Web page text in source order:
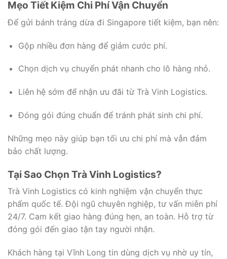
Mẹo Tiết Kiệm Chi Phí Vận Chuyển
Để gửi bánh tráng dừa đi Singapore tiết kiệm, bạn nên:
Gộp nhiều đơn hàng để giảm cước phí.
Chọn dịch vụ chuyển phát nhanh cho lô hàng nhỏ.
Liên hệ sớm để nhận ưu đãi từ Trà Vinh Logistics.
Đóng gói đúng chuẩn để tránh phát sinh chi phí.
Những mẹo này giúp bạn tối ưu chi phí mà vẫn đảm
bảo chất lượng.
Tại Sao Chọn Trà Vinh Logistics?
Trà Vinh Logistics có kinh nghiệm vận chuyển thực
phẩm quốc tế. Đội ngũ chuyên nghiệp, tư vấn miễn phí
24/7. Cam kết giao hàng đúng hẹn, an toàn. Hỗ trợ từ
đóng gói đến giao tận tay người nhận.
Khách hàng tại Vĩnh Long tin dùng dịch vụ nhờ uy tín,